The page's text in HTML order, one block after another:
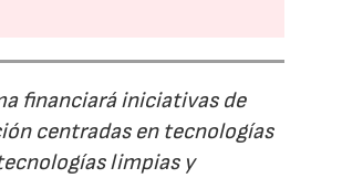
financiará iniciativas de
centradas en tecnologías
limpias y